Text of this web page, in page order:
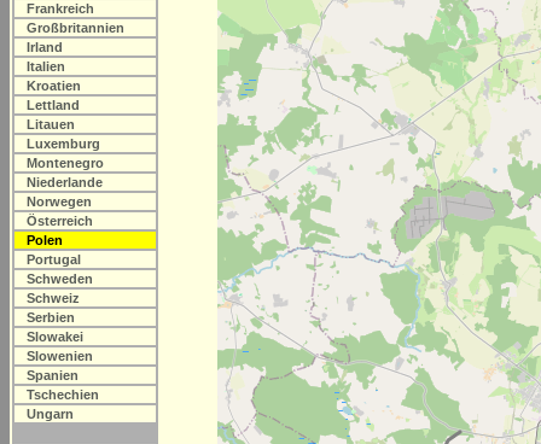
Frankreich
Großbritannien
Irland
Italien
Kroatien
Lettland
Litauen
Luxemburg
Montenegro
Niederlande
Norwegen
Österreich
Polen
Portugal
Schweden
Schweiz
Serbien
Slowakei
Slowenien
Spanien
Tschechien
Ungarn